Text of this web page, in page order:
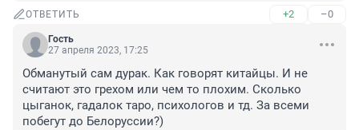
ОТВЕТИТЬ +2 –0
Гость
27 апреля 2023, 17:25
Обманутый сам дурак. Как говорят китайцы. И не
считают это грехом или чем то плохим. Сколько
цыганок, гадалок таро, психологов и тд. За всеми
побегут до Белоруссии?)